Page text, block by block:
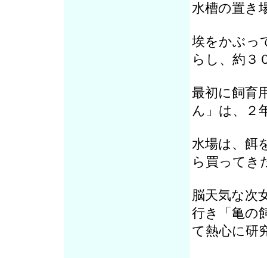
水槽の置き
埃をかぶっ
らし、約３
最初に飼育
ん」は、２
水場は、餌
ら買ってき
脳天気な次
行き「亀の
て熱心に研